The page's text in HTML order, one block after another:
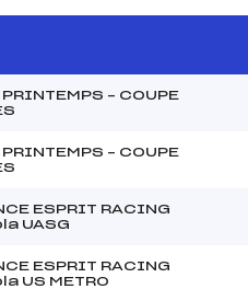
PRINTEMPS – COUPE
PRINTEMPS – COUPE
ESPRIT RACING
UASG
ESPRIT RACING
US METRO